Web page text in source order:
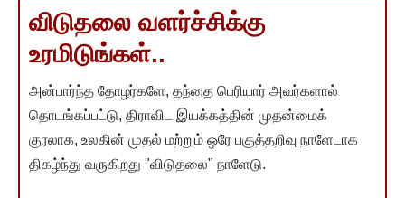
விடுதலை வளர்ச்சிக்கு
உரமிடுங்கள்..
அன்பார்ந்த தோழர்களே, தந்தை பெரியார் அவர்களால்
தொடங்கப்பட்டு, திராவிட இயக்கத்தின் முதன்மைக்
குரலாக, உலகின் முதல் மற்றும் ஒரே பகுத்தறிவு நாளேடாக
திகழ்ந்து வருகிறது "விடுதலை" நாளேடு.